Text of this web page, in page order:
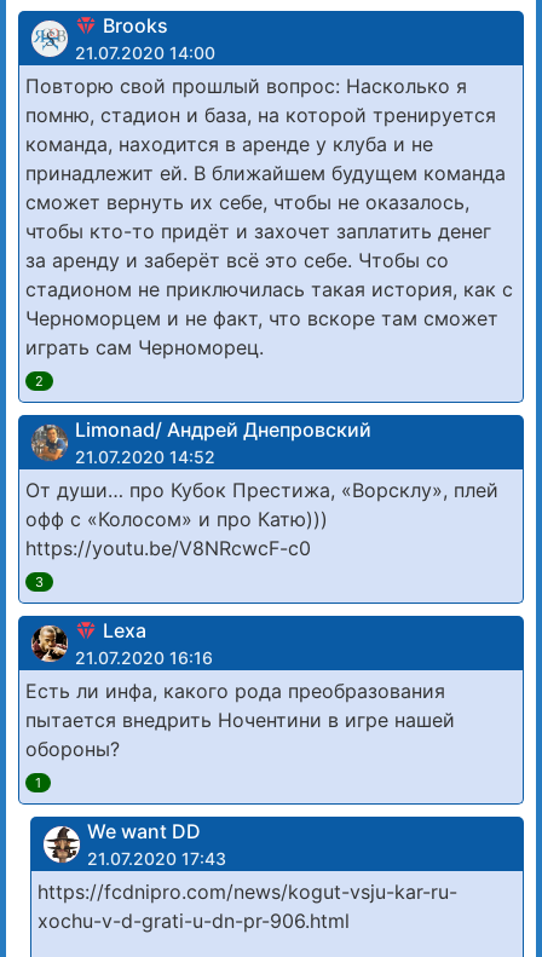
Brooks
21.07.2020 14:00
Повторю свой прошлый вопрос: Насколько я
помню, стадион и база, на которой тренируется
команда, находится в аренде у клуба и не
принадлежит ей. В ближайшем будущем команда
сможет вернуть их себе, чтобы не оказалось,
чтобы кто-то придёт и захочет заплатить денег
за аренду и заберёт всё это себе. Чтобы со
стадионом не приключилась такая история, как с
Черноморцем и не факт, что вскоре там сможет
играть сам Черноморец.
2
Limonad/ Андрей Днепровский
21.07.2020 14:52
От души… про Кубок Престижа, «Ворсклу», плей
офф с «Колосом» и про Катю)))
https://youtu.be/V8NRcwcF-c0
3
Lexa
21.07.2020 16:16
Есть ли инфа, какого рода преобразования
пытается внедрить Ночентини в игре нашей
обороны?
1
We want DD
21.07.2020 17:43
https://fcdnipro.com/news/kogut-vsju-kar-ru-
xochu-v-d-grati-u-dn-pr-906.html